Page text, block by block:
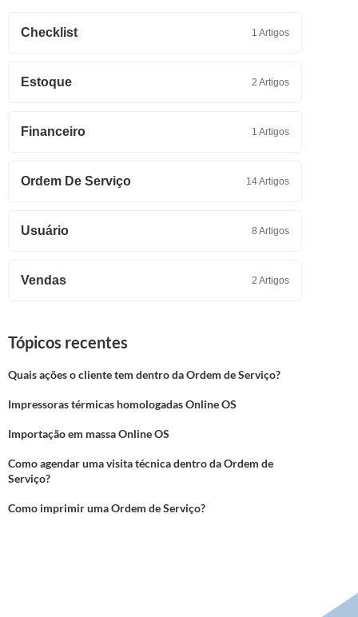
Checklist 1 Artigos
Estoque 2 Artigos
Financeiro 1 Artigos
Ordem De Serviço 14 Artigos
Usuário 8 Artigos
Vendas 2 Artigos
Tópicos recentes
Quais ações o cliente tem dentro da Ordem de Serviço?
Impressoras térmicas homologadas Online OS
Importação em massa Online OS
Como agendar uma visita técnica dentro da Ordem de
Serviço?
Como imprimir uma Ordem de Serviço?